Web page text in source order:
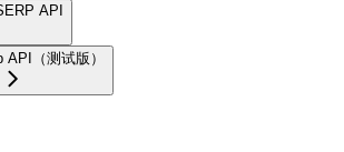
API
API（测试版）